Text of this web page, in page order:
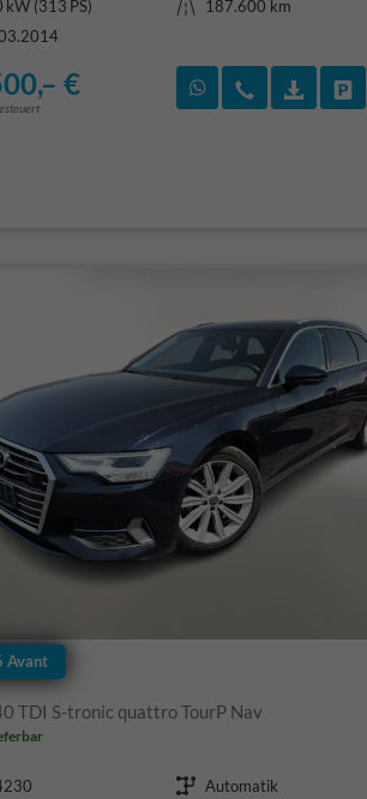
kW (313 PS)
187.600 km
€ RückrufWir rufen Sie
Avant
TDI S-tronic quattro TourP Nav
Getriebe Automatik